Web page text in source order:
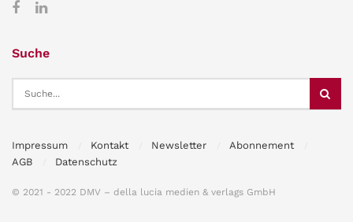
Suche
Impressum Kontakt Newsletter
Abonnement
AGB
Datenschutz
© 2021 - 2022 DMV – della lucia medien & verlags GmbH